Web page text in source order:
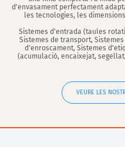
d'envasament perfectament
les tecnologies, les
Sistemes d'entrada (taules
Sistemes de transport,
d'enroscament, Sistemes
(acumulació, encaixejat,
VEURE LES